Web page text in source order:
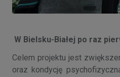
W Bielsku-Białej po raz
Celem projektu jest
oraz kondycję